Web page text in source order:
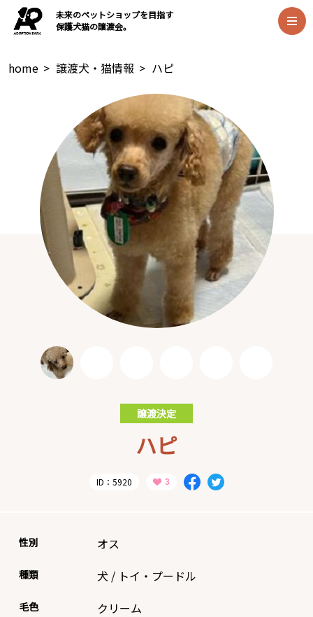
未来のペットショップを目指す
保護犬猫の譲渡会。
home > 譲渡犬・猫情報 > ハピ
譲渡決定
ハピ
ID：5920
性別 オス
種類 犬 / トイ・プードル
毛色 クリーム